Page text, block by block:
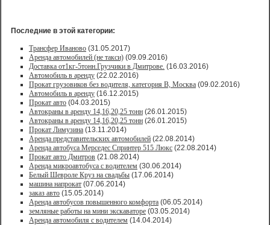
Последние в этой категории:
Трансфер Иваново (31.05.2017)
Аренда автомобилей (не такси) (09.09.2016)
Доставка от1кг-5тонн.Грузчики в Дмитрове. (16.03.2016)
Автомобиль в аренду (22.02.2016)
Прокат грузовиков без водителя, категория В, Москва (09.02.2016)
Автомобиль в аренду (16.12.2015)
Прокат авто (04.03.2015)
Автокраны в аренду 14,16,20,25 тонн (26.01.2015)
Автокраны в аренду 14,16,20,25 тонн (26.01.2015)
Прокат Лимузина (13.11.2014)
Аренда представительских автомобилей (22.08.2014)
Аренда автобуса Мерседес Спринтер 515 Люкс (22.08.2014)
Прокат авто Дмитров (21.08.2014)
Аренда микроавтобуса с водителем (30.06.2014)
Белый Шевроле Круз на свадьбы (17.06.2014)
машина напрокат (07.06.2014)
заказ авто (15.05.2014)
Аренда автобусов повышенного комфорта (06.05.2014)
земляные работы на мини экскаваторе (03.05.2014)
Аренда автомобиля с водителем (14.04.2014)